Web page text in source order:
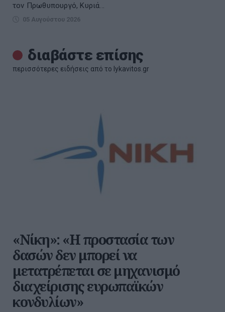
τον Πρωθυπουργό, Κυριά...
05 Αυγούστου 2026
διαβάστε επίσης
περισσότερες ειδήσεις από το lykavitos.gr
«Νίκη»: «Η προστασία των
δασών δεν μπορεί να
μετατρέπεται σε μηχανισμό
διαχείρισης ευρωπαϊκών
κονδυλίων»